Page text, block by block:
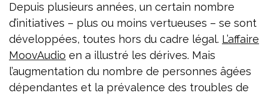
Depuis plusieurs années, un certain nombre
d’initiatives – plus ou moins vertueuses – se sont
développées, toutes hors du cadre légal. L’affaire
MoovAudio en a illustré les dérives. Mais
l’augmentation du nombre de personnes âgées
dépendantes et la prévalence des troubles de